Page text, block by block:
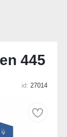
445
id: 27014